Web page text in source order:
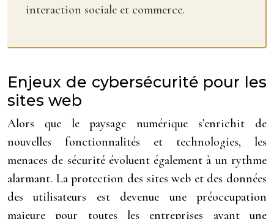
interaction sociale et commerce.
Enjeux de cybersécurité pour les
sites web
Alors que le paysage numérique s’enrichit de
nouvelles fonctionnalités et technologies, les
menaces de sécurité évoluent également à un rythme
alarmant. La protection des sites web et des données
des utilisateurs est devenue une préoccupation
majeure pour toutes les entreprises ayant une